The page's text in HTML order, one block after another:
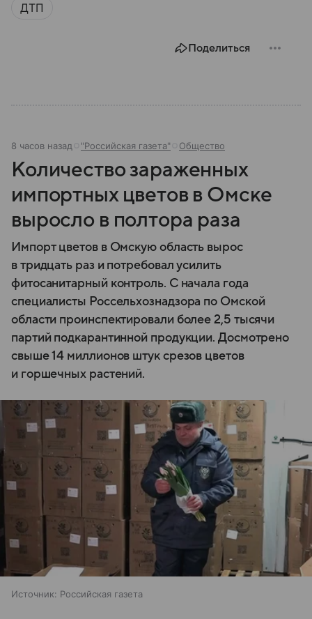
задачи выполняет и какую роль играет в
ДТП
Поделиться
8 часов назад "Российская газета" Общество
Количество зараженных
импортных цветов в Омске
выросло в полтора раза
Импорт цветов в Омскую область вырос
в тридцать раз и потребовал усилить
фитосанитарный контроль. С начала года
специалисты Россельхознадзора по Омской
области проинспектировали более 2,5 тысячи
партий подкарантинной продукции. Досмотрено
свыше 14 миллионов штук срезов цветов
и горшечных растений.
Источник: Российская газета